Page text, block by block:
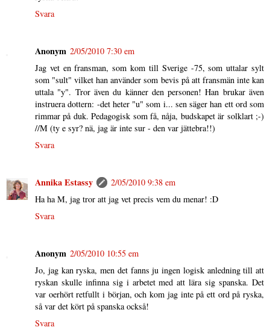
Svara
Anonym 2/05/2010 7:30 em
Jag vet en fransman, som kom till Sverige -75, som uttalar sylt
som "sult" vilket han använder som bevis på att fransmän inte kan
uttala "y". Tror även du känner den personen! Han brukar även
instruera dottern: -det heter "u" som i... sen säger han ett ord som
rimmar på duk. Pedagogisk som få, nåja, budskapet är solklart ;-)
//M (ty e syr? nä, jag är inte sur - den var jättebra!!)
Svara
Annika Estassy
2/05/2010 9:38 em
Ha ha M, jag tror att jag vet precis vem du menar! :D
Svara
Anonym 2/05/2010 10:55 em
Jo, jag kan ryska, men det fanns ju ingen logisk anledning till att
ryskan skulle infinna sig i arbetet med att lära sig spanska. Det
var oerhört retfullt i början, och kom jag inte på ett ord på ryska,
så var det kört på spanska också!
Svara